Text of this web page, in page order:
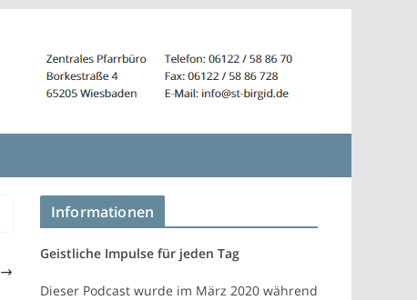
Informationen
Geistliche Impulse für jeden Tag
Dieser Podcast wurde im März 2020 während